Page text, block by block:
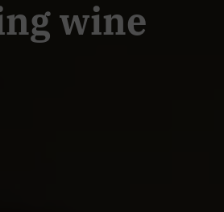
wine